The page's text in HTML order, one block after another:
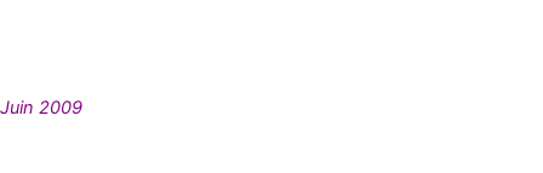
Juin 2009